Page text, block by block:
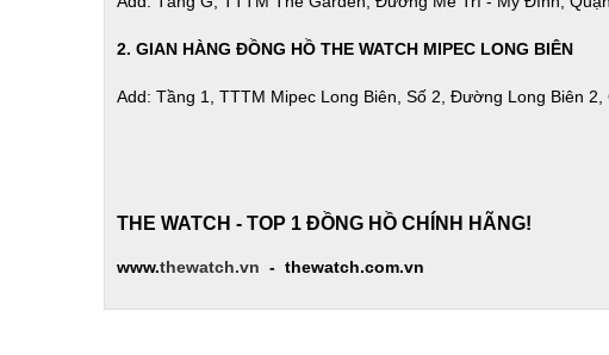
2. GIAN HÀNG ĐỒNG HỒ THE WATCH MIPEC LONG BIÊN
Add: Tầng 1, TTTM Mipec Long Biên, Số 2, Đường Long Biên 2,
THE WATCH - TOP 1 ĐỒNG HỒ CHÍNH HÃNG!
www.thewatch.vn - thewatch.com.vn